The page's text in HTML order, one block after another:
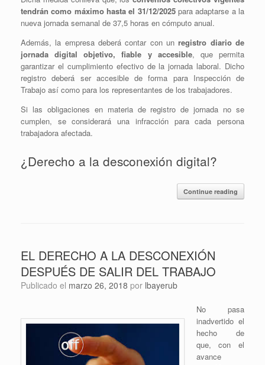
tendrán como máximo hasta el 31/12/2025para adaptarse a la
nueva jornada semanal de 37,5 horas en cómputo anual.
Además, la empresa deberá contar con unregistro diario de
jornada digital objetivo, fiable y accesible, que permita
garantizar el cumplimiento efectivo de la jornada laboral. Dicho
registro deberá ser accesible de forma para Inspección de
Trabajo así como para los representantes de los trabajadores.
Si las obligaciones en materia de registro de jornada no se
cumplen, se considerará una infracción para cada persona
trabajadora afectada.
¿Derecho a la desconexión digital?
Continue reading
EL DERECHO A LA DESCONEXIÓN
DESPUÉS DE SALIR DEL TRABAJO
Publicado el marzo 26, 2018 por lbayerub
No pasa
inadvertido el
hecho de
que, con el
avance